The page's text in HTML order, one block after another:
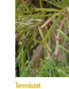
Természet